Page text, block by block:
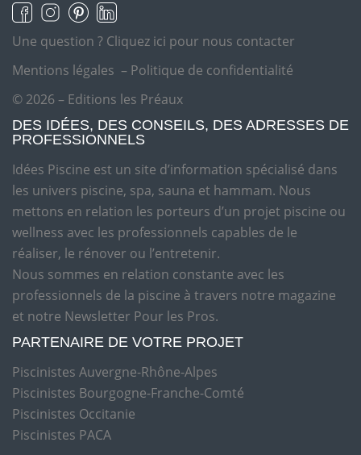
Une question ? Cliquez ici pour nous contacter
Mentions légales – Politique de confidentialité
© 2026 – Editions les Préaux
DES IDÉES, DES CONSEILS, DES ADRESSES DE
PROFESSIONNELS
Idées Piscine est un site d’information spécialisé dans
les univers piscine, spa, sauna et hammam. Nous
mettons en relation les porteurs d’un projet piscine ou
wellness avec les professionnels capables de le
réaliser, le rénover ou l’entretenir.
Nous sommes en relation constante avec les
professionnels de la piscine à travers notre magazine
et notre Newsletter Pour les Pros.
PARTENAIRE DE VOTRE PROJET
Piscinistes Auvergne-Rhône-Alpes
Piscinistes Bourgogne-Franche-Comté
Piscinistes Occitanie
Piscinistes PACA